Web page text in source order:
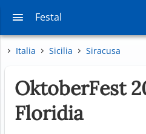
Festal
Italia Sicilia Siracusa
OktoberFest
Floridia